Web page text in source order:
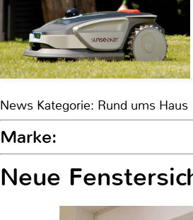
News Kategorie: Rund ums Haus
Marke:
Neue